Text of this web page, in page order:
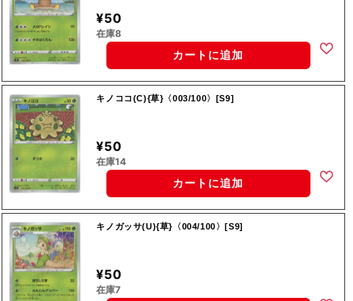
¥50
在庫8
カートに追加
キノココ(C){草}〈003/100〉[S9]
¥50
在庫14
カートに追加
キノガッサ(U){草}〈004/100〉[S9]
¥50
在庫7